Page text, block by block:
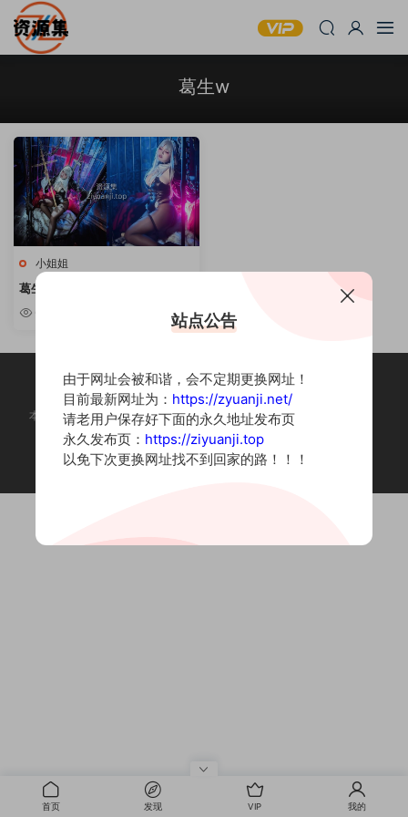
葛生w
小姐姐
葛生w – 写真套图合集 [持续更
新]
本站为摄影写真图片网站，内容来自网络收集整理，仅作个人学习使用。
如有违法内容请联系删除
Copyright © 2022 资源集
首页 发现 VIP 我的
站点公告
由于网址会被和谐，会不定期更换网址！
目前最新网址为： https://zyuanji.net/
请老用户保存好下面的永久地址发布页
永久发布页： https://ziyuanji.top
以免下次更换网址找不到回家的路！！！